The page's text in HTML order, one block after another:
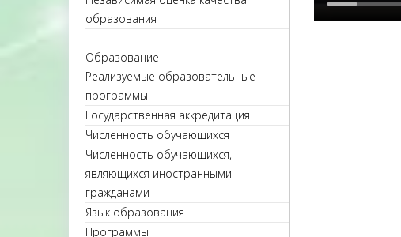
образования
Образование
Реализуемые образовательные
программы
Государственная аккредитация
Численность обучающихся
Численность обучающихся,
являющихся иностранными
гражданами
Язык образования
Программы